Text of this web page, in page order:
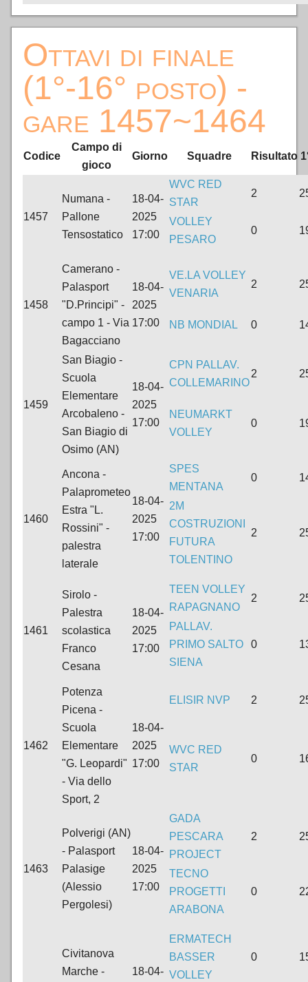
Ottavi di finale
(1°-16° posto) -
gare 1457~1464
Codice
Campo di
gioco
Giorno Squadre Risultato
1457
Numana -
Pallone
Tensostatico
18-04-
2025
17:00
WVC RED
STAR
2
VOLLEY
PESARO
0
1458
Camerano -
Palasport
"D.Principi" -
campo 1 - Via
Bagacciano
18-04-
2025
17:00
VE.LA VOLLEY
VENARIA
2
NB MONDIAL 0
1459
San Biagio -
Scuola
Elementare
Arcobaleno -
San Biagio di
Osimo (AN)
18-04-
2025
17:00
CPN PALLAV.
COLLEMARINO
2
NEUMARKT
VOLLEY
0
1460
Ancona -
Palaprometeo
Estra "L.
Rossini" -
palestra
laterale
18-04-
2025
17:00
SPES
MENTANA
0
2M
COSTRUZIONI
FUTURA
TOLENTINO
2
1461
Sirolo -
Palestra
scolastica
Franco
Cesana
18-04-
2025
17:00
TEEN VOLLEY
RAPAGNANO
2
PALLAV.
PRIMO SALTO
SIENA
0
1462
Potenza
Picena -
Scuola
Elementare
"G. Leopardi"
- Via dello
Sport, 2
18-04-
2025
17:00
ELISIR NVP 2
WVC RED
STAR
0
1463
Polverigi (AN)
- Palasport
Palasige
(Alessio
Pergolesi)
18-04-
2025
17:00
GADA
PESCARA
PROJECT
2
TECNO
PROGETTI
ARABONA
0
Civitanova
Marche -
18-04-
ERMATECH
BASSER
VOLLEY
0